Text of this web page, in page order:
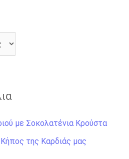
με Σοκολατένια Κρούστα
της Καρδιάς μας